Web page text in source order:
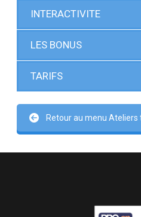
INTERACTIVITE
LES BONUS
TARIFS
Retour au menu